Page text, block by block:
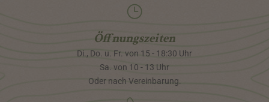
Öffnungszeiten
Di., Do. u. Fr. von 15 - 18:30 Uhr
Sa. von 10 - 13 Uhr
Oder nach Vereinbarung.